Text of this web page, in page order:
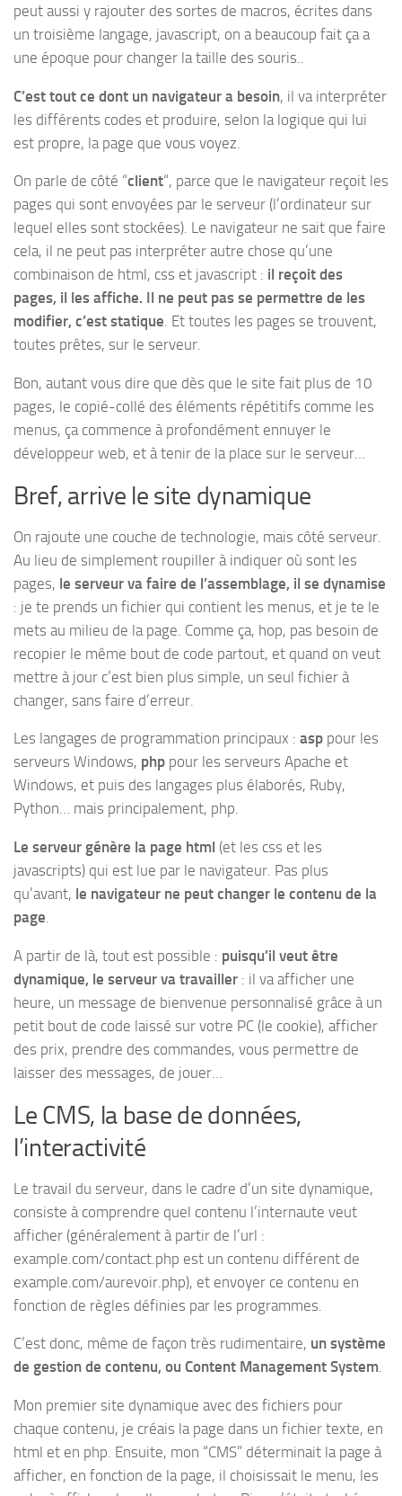
peut aussi y rajouter des sortes de macros, écrites dans
un troisième langage, javascript, on a beaucoup fait ça a
une époque pour changer la taille des souris..
C’est tout ce dont un navigateur a besoin, il va interpréter
les différents codes et produire, selon la logique qui lui
est propre, la page que vous voyez.
On parle de côté “client“, parce que le navigateur reçoit les
pages qui sont envoyées par le serveur (l’ordinateur sur
lequel elles sont stockées). Le navigateur ne sait que faire
cela, il ne peut pas interpréter autre chose qu’une
combinaison de html, css et javascript : il reçoit des
pages, il les affiche. Il ne peut pas se permettre de les
modifier, c’est statique. Et toutes les pages se trouvent,
toutes prêtes, sur le serveur.
Bon, autant vous dire que dès que le site fait plus de 10
pages, le copié-collé des éléments répétitifs comme les
menus, ça commence à profondément ennuyer le
développeur web, et à tenir de la place sur le serveur…
Bref, arrive le site dynamique
On rajoute une couche de technologie, mais côté serveur.
Au lieu de simplement roupiller à indiquer où sont les
pages, le serveur va faire de l’assemblage, il se dynamise
: je te prends un fichier qui contient les menus, et je te le
mets au milieu de la page. Comme ça, hop, pas besoin de
recopier le même bout de code partout, et quand on veut
mettre à jour c’est bien plus simple, un seul fichier à
changer, sans faire d’erreur.
Les langages de programmation principaux : asp pour les
serveurs Windows, php pour les serveurs Apache et
Windows, et puis des langages plus élaborés, Ruby,
Python… mais principalement, php.
Le serveur génère la page html (et les css et les
javascripts) qui est lue par le navigateur. Pas plus
qu’avant, le navigateur ne peut changer le contenu de la
page.
A partir de là, tout est possible : puisqu’il veut être
dynamique, le serveur va travailler : il va afficher une
heure, un message de bienvenue personnalisé grâce à un
petit bout de code laissé sur votre PC (le cookie), afficher
des prix, prendre des commandes, vous permettre de
laisser des messages, de jouer…
Le CMS, la base de données,
l’interactivité
Le travail du serveur, dans le cadre d’un site dynamique,
consiste à comprendre quel contenu l’internaute veut
afficher (généralement à partir de l’url :
example.com/contact.php est un contenu différent de
example.com/aurevoir.php), et envoyer ce contenu en
fonction de règles définies par les programmes.
C’est donc, même de façon très rudimentaire, un système
de gestion de contenu, ou Content Management System.
Mon premier site dynamique avec des fichiers pour
chaque contenu, je créais la page dans un fichier texte, en
html et en php. Ensuite, mon “CMS” déterminait la page à
afficher, en fonction de la page, il choisissait le menu, les